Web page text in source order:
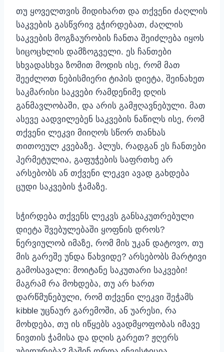
თუ ყოველთვის მიდიხართ და თქვენი ძაღლის
საკვების გასწვრივ გჭირდებათ, ძაღლის
საკვების მოგზაურობის ჩანთა შეიძლება იყოს
სიცოცხლის დამზოგველი. ეს ჩანთები
სხვადასხვა ზომით მოდის ისე, რომ მათ
შეეძლოთ ნებისმიერი ტიპის დიეტა, შეინახეთ
საკმარისი საკვები რამდენიმე დღის
განმავლობაში, და არის გამჟღავნებული. მათ
ასევე აადვილებენ საკვების ნაწილს ისე, რომ
თქვენი ლეკვი მიიღოს სწორ თანხას
თითოეულ კვებაზე. პლუს, რადგან ეს ჩანთები
ჰერმეტულია, გაფუჭების საფრთხე არ
არსებობს ან თქვენი ლეკვი ავად გახდება
ცუდი საკვების ჭამაზე.
სჭირდება თქვენს ლეკვს განსაკუთრებული
დიეტა შვებულებაში ყოფნის დროს?
ნერვიულობ იმაზე, რომ მის უკან დატოვო, თუ
მის გარეშე უნდა წახვიდე? არსებობს მარტივი
გამოსავალი: მოიტანე საკუთარი საკვები!
მაგრამ რა მოხდება, თუ არ ხართ
დარწმუნებული, რომ თქვენი ლეკვი შეჭამს
kibble უცნაურ გარემოში, ან უარესი, რა
მოხდება, თუ ის იწყებს ავადმყოფობას იმავე
ნივთის ჭამისა და დღის გარეთ? ჟღერს